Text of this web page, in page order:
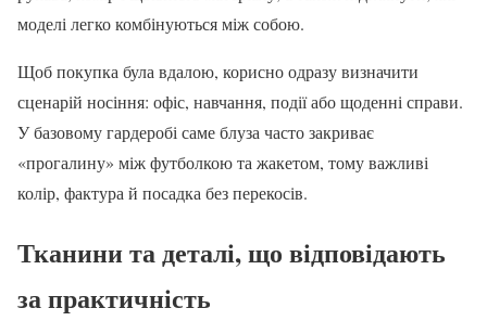
моделі легко комбінуються між собою.
Щоб покупка була вдалою, корисно одразу визначити
сценарій носіння: офіс, навчання, події або щоденні справи.
У базовому гардеробі саме блуза часто закриває
«прогалину» між футболкою та жакетом, тому важливі
колір, фактура й посадка без перекосів.
Тканини та деталі, що відповідають
за практичність